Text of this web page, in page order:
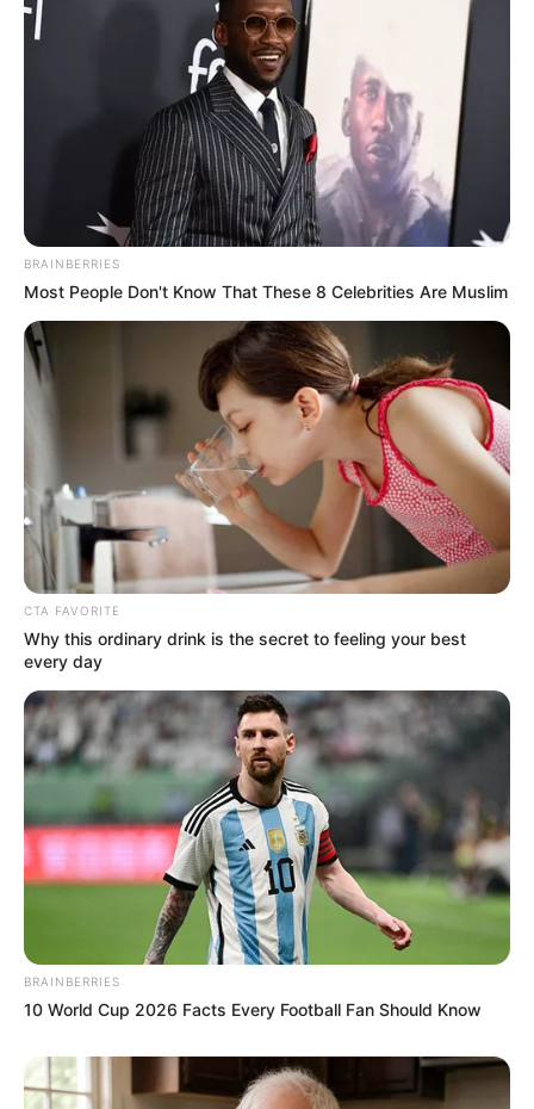
größere Karte zeigen.
Deutschlandweit Veranstaltung kostenlos
eintragen:
Das Wissen, das die Bauern schon seit Jahrtausenden
bei der Tier- und Pflanzenzucht anwenden, hatte
Charles Darwin 1858 der universitären Welt gelehrt. Die
mussten die Abstammungslehre ja endlich auch mal
lernen.
weitere Kalauer
Quermania folgen: Impressum & Kontakt
Smartphone Startseite
BRAINBERRIES
Most People Don't Know That These 8 Celebrities Are Muslim
CTA FAVORITE
Why this ordinary drink is the secret to feeling your best
every day
BRAINBERRIES
10 World Cup 2026 Facts Every Football Fan Should Know